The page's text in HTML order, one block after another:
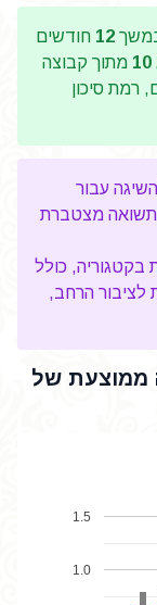
12 חודשים
10 מתוך קבוצה
רמת סיכון
עבור
תשואה מצטברת
בקטגוריה, כולל
לציבור הרחב,
ממוצעת של
1.0
1.5